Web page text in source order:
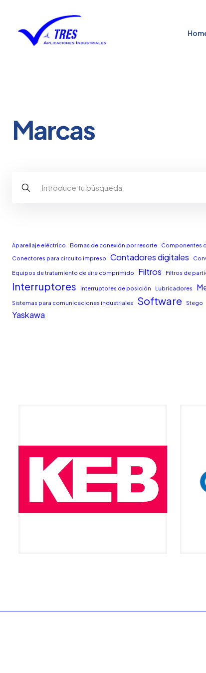
Marcas
Aparellaje eléctrico Bornas de conexión por resorte Componentes
Conectores para circuito impreso
Contadores digitales
Equipos de tratamiento de aire comprimido Filtros Filtros de
Interruptores Interruptores de posición Lubricadores
Sistemas para comunicaciones industriales Software Stego
Yaskawa